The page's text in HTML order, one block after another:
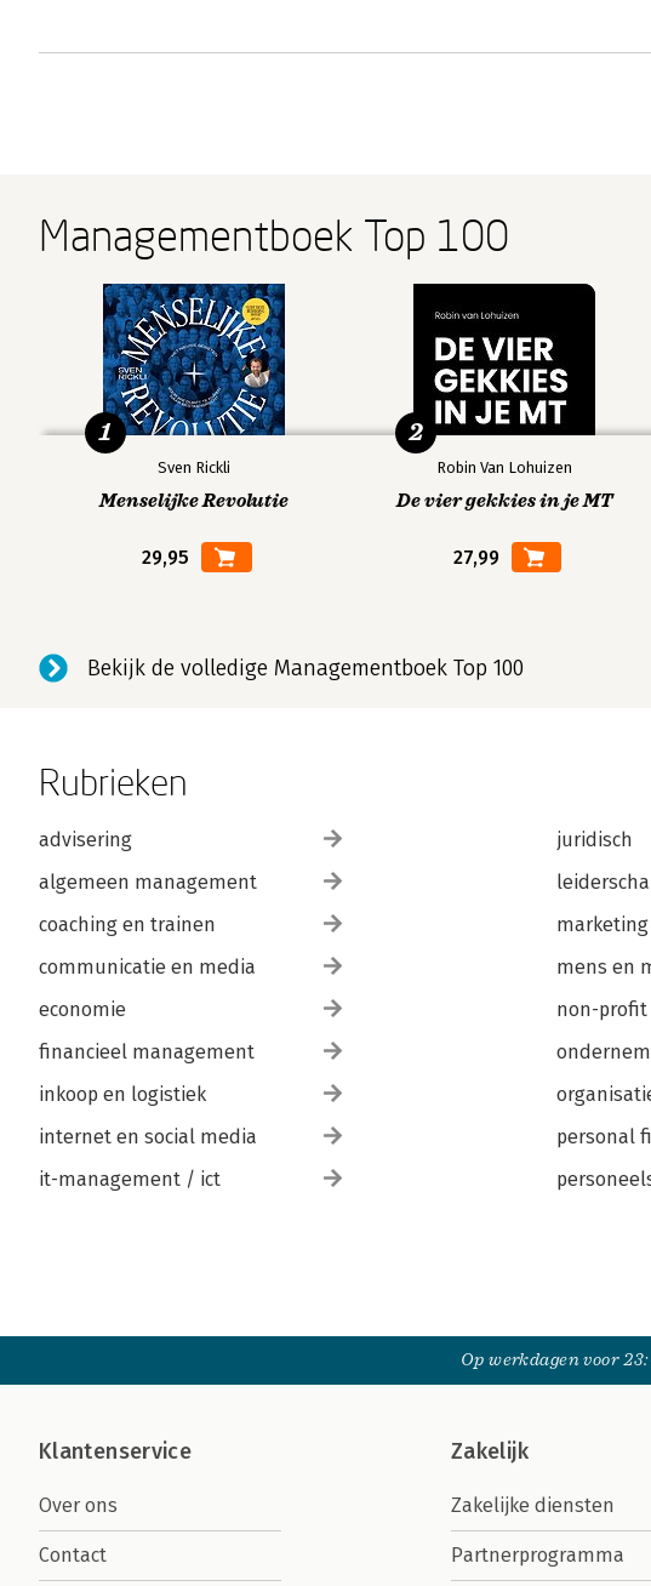
Managementboek Top 100
Sven Rickli
Menselijke Revolutie
29,95
1
Robin Van Lohuizen
De vier gekkies in je MT
27,99
2
Bekijk de volledige Managementboek Top 100
Rubrieken
advisering
algemeen management
coaching en trainen
communicatie en media
economie
financieel management
inkoop en logistiek
internet en social media
it-management / ict
juridisch
marketing
mens en
non-profit
personal
Op werkdagen voor
Klantenservice
Over ons
Contact
Zakelijk
Zakelijke diensten
Partnerprogramma